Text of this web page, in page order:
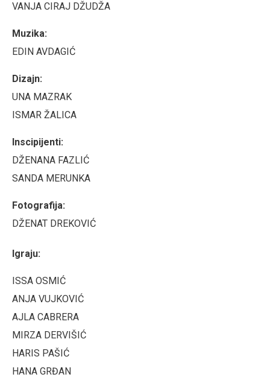
VANJA CIRAJ DŽUDŽA
Muzika:
EDIN AVDAGIĆ
Dizajn:
UNA MAZRAK
ISMAR ŽALICA
Inscipijenti:
DŽENANA FAZLIĆ
SANDA MERUNKA
Fotografija:
DŽENAT DREKOVIĆ
Igraju:
ISSA OSMIĆ
ANJA VUJKOVIĆ
AJLA CABRERA
MIRZA DERVIŠIĆ
HARIS PAŠIĆ
HANA GRĐAN